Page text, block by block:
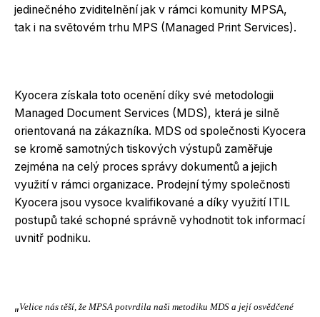
jedinečného zviditelnění jak v rámci komunity MPSA,
tak i na světovém trhu MPS (Managed Print Services).
Kyocera získala toto ocenění díky své metodologii
Managed Document Services (MDS), která je silně
orientovaná na zákazníka. MDS od společnosti Kyocera
se kromě samotných tiskových výstupů zaměřuje
zejména na celý proces správy dokumentů a jejich
využití v rámci organizace. Prodejní týmy společnosti
Kyocera jsou vysoce kvalifikované a díky využití ITIL
postupů také schopné správně vyhodnotit tok informací
uvnitř podniku.
„Velice nás těší, že MPSA potvrdila naši metodiku MDS a její osvědčené